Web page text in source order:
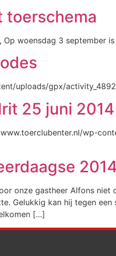
toerschema
Op woensdag 3 september
uploads/gpx/
25 juni 2014
wp-
onze gastheer Alfons
Gelukkig kan hij tegen
[…]